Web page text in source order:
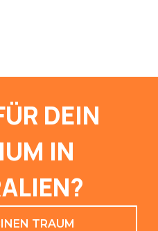
DEIN
IN
TRAUM